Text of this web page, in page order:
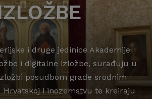
i druge jedinice Akademije
i digitalne izložbe, surađuju u
posudbom građe srodnim
i inozemstvu te kreiraju